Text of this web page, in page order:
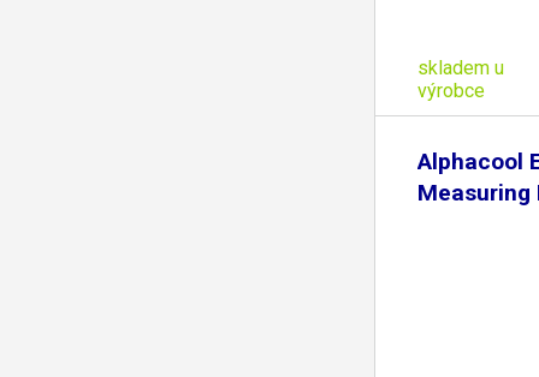
skladem u
výrobce
Alphacool
Measuring